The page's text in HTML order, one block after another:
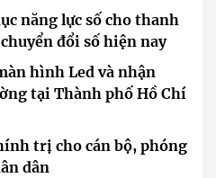
năng lực số cho thanh
đổi số hiện nay
hình Led và nhận
tại Thành phố Hồ Chí
trị cho cán bộ, phóng
dân